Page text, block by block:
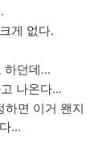
게 없다.
하던데...
나온다...
하면 이거 왠지
...